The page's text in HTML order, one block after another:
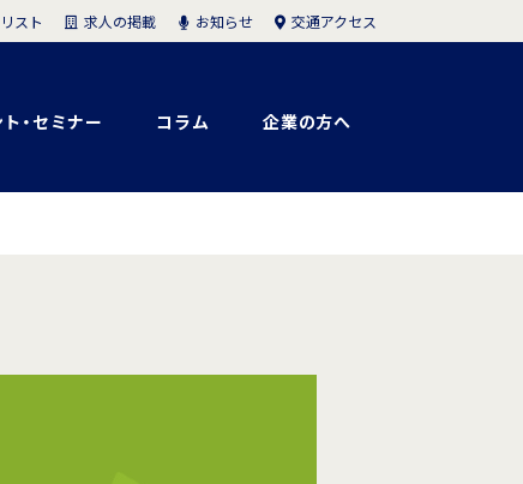
・セミナー コラム 企業の方へ
スト 求人の掲載 お知らせ 交通アクセス